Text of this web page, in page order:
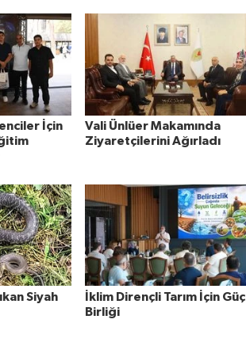
İçin
Vali Ünlüer Makamında
Ziyaretçilerini Ağırladı
Siyah
İklim Dirençli Tarım İçin Güç
Birliği